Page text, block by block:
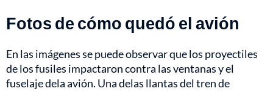
Fotos de cómo quedó el avión
En las imágenes se puede observar que los proyectiles
de los fusiles impactaron contra las ventanas y el
fuselaje dela avión. Una delas llantas del tren de